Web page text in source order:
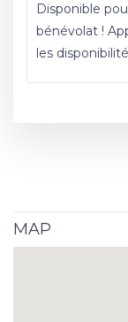
Disponible
bénévolat !
les
MAP